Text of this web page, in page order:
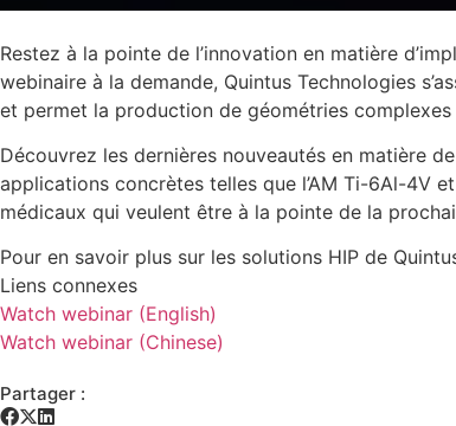
Restez à la pointe de l’innovation en matière
webinaire à la demande, Quintus Technologies
et permet la production de géométries
Découvrez les dernières nouveautés en matière
applications concrètes telles que l’AM Ti-6Al-4V
médicaux qui veulent être à la pointe de la
Pour en savoir plus sur les solutions HIP de
Liens connexes
Watch webinar (English)
Watch webinar (Chinese)
Partager :